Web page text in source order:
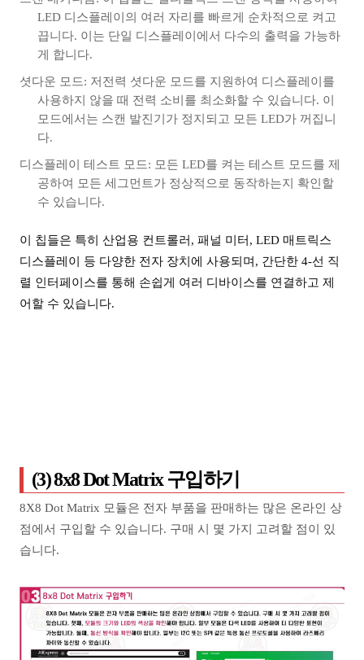
LED 디스플레이의 여러 자리를 빠르게 순차적으로 켜고
끕니다. 이는 단일 디스플레이에서 다수의 출력을 가능하
게 합니다.
셧다운 모드: 저전력 셧다운 모드를 지원하여 디스플레이를
사용하지 않을 때 전력 소비를 최소화할 수 있습니다. 이
모드에서는 스캔 발진기가 정지되고 모든 LED가 꺼집니
다.
디스플레이 테스트 모드: 모든 LED를 켜는 테스트 모드를 제
공하여 모든 세그먼트가 정상적으로 동작하는지 확인할
수 있습니다.
이 칩들은 특히 산업용 컨트롤러, 패널 미터, LED 매트릭스
디스플레이 등 다양한 전자 장치에 사용되며, 간단한 4-선 직
렬 인터페이스를 통해 손쉽게 여러 디바이스를 연결하고 제
어할 수 있습니다.
(3) 8x8 Dot Matrix 구입하기
8X8 Dot Matrix 모듈은 전자 부품을 판매하는 많은 온라인 상
점에서 구입할 수 있습니다. 구매 시 몇 가지 고려할 점이 있
습니다.